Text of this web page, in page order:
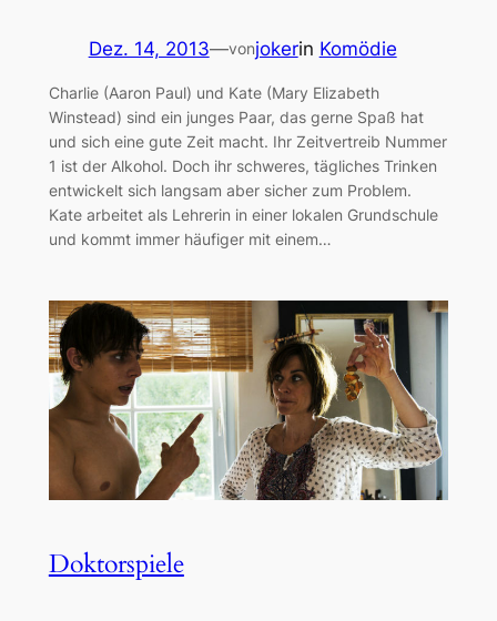
Dez. 14, 2013—vonjokerin Komödie
Charlie (Aaron Paul) und Kate (Mary Elizabeth
Winstead) sind ein junges Paar, das gerne Spaß hat
und sich eine gute Zeit macht. Ihr Zeitvertreib Nummer
1 ist der Alkohol. Doch ihr schweres, tägliches Trinken
entwickelt sich langsam aber sicher zum Problem.
Kate arbeitet als Lehrerin in einer lokalen Grundschule
und kommt immer häufiger mit einem…
Doktorspiele